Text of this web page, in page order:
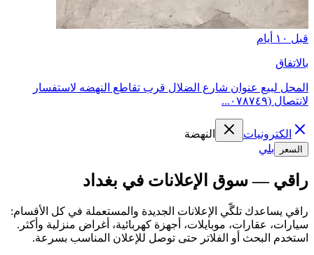
قبل ١٠ أيام
بالاتفاق
المحل لبيع عنوان شارع الضلال قرب تقاطع النهضه لاستفسار
لانتصال (٠٧٨٧٤٩...
الكترونيات النهضة
السعر بلي
راقي — سوق الإعلانات في بغداد
راقي يساعدك تلگّي الإعلانات الجديدة والمستعملة في كل الأقسام:
سيارات، عقارات، موبايلات، أجهزة كهربائية، أغراض منزلية وأكثر.
استخدم البحث أو الفلاتر حتى توصل للإعلان المناسب بسرعة.